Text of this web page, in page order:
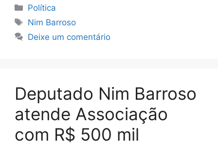
Categorias
Política
Tags
Nim Barroso
Deixe um comentário
Deputado Nim Barroso
atende Associação
com R$ 500 mil